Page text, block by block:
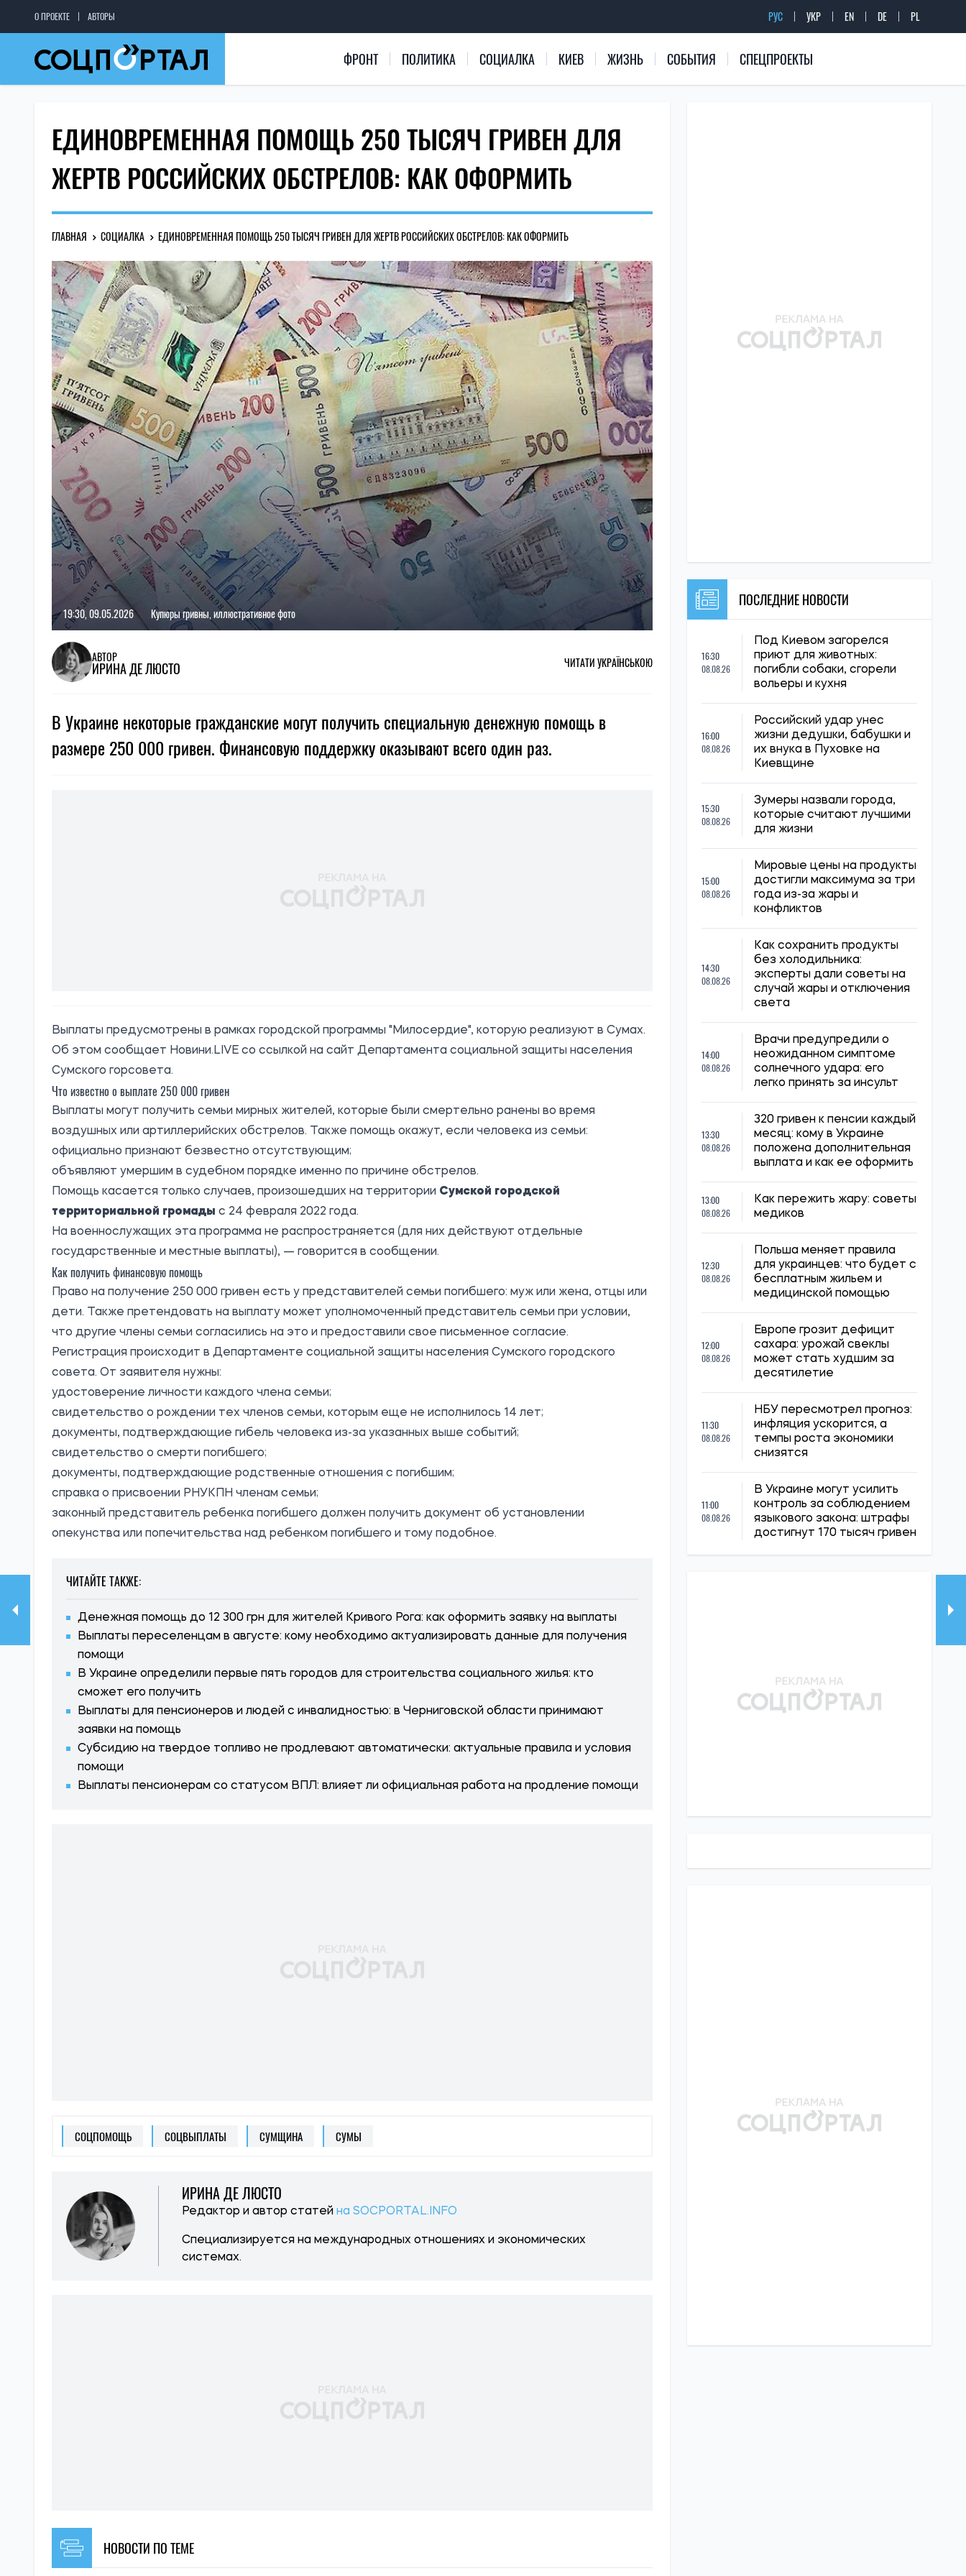
О ПРОЕКТЕ АВТОРЫ РУС УКР EN DE PL
ФРОНТ ПОЛИТИКА СОЦИАЛКА КИЕВ ЖИЗНЬ СОБЫТИЯ СПЕЦПРОЕКТЫ
ЕДИНОВРЕМЕННАЯ ПОМОЩЬ 250 ТЫСЯЧ ГРИВЕН ДЛЯ
ЖЕРТВ РОССИЙСКИХ ОБСТРЕЛОВ: КАК ОФОРМИТЬ
ГЛАВНАЯ СОЦИАЛКА ЕДИНОВРЕМЕННАЯ ПОМОЩЬ 250 ТЫСЯЧ ГРИВЕН ДЛЯ ЖЕРТВ РОССИЙСКИХ ОБСТРЕЛОВ: КАК ОФОРМИТЬ
451
19:30, 09.05.2026 Купюры гривны, иллюстративное фото
АВТОР
ИРИНА ДЕ ЛЮСТО ЧИТАТИ УКРАЇНСЬКОЮ
В Украине некоторые гражданские могут получить специальную денежную помощь в
размере 250 000 гривен. Финансовую поддержку оказывают всего один раз.
Выплаты предусмотрены в рамках городской программы "Милосердие", которую реализуют в Сумах.
Об этом сообщает Новини.LIVE со ссылкой на сайт Департамента социальной защиты населения
Сумского горсовета.
Что известно о выплате 250 000 гривен
Выплаты могут получить семьи мирных жителей, которые были смертельно ранены во время
воздушных или артиллерийских обстрелов. Также помощь окажут, если человека из семьи:
официально признают безвестно отсутствующим;
объявляют умершим в судебном порядке именно по причине обстрелов.
Помощь касается только случаев, произошедших на территории Сумской городской
территориальной громады с 24 февраля 2022 года.
На военнослужащих эта программа не распространяется (для них действуют отдельные
государственные и местные выплаты), — говорится в сообщении.
Как получить финансовую помощь
Право на получение 250 000 гривен есть у представителей семьи погибшего: муж или жена, отцы или
дети. Также претендовать на выплату может уполномоченный представитель семьи при условии,
что другие члены семьи согласились на это и предоставили свое письменное согласие.
Регистрация происходит в Департаменте социальной защиты населения Сумского городского
совета. От заявителя нужны:
удостоверение личности каждого члена семьи;
свидетельство о рождении тех членов семьи, которым еще не исполнилось 14 лет;
документы, подтверждающие гибель человека из-за указанных выше событий;
свидетельство о смерти погибшего;
документы, подтверждающие родственные отношения с погибшим;
справка о присвоении РНУКПН членам семьи;
законный представитель ребенка погибшего должен получить документ об установлении
опекунства или попечительства над ребенком погибшего и тому подобное.
ЧИТАЙТЕ ТАКЖЕ:
Денежная помощь до 12 300 грн для жителей Кривого Рога: как оформить заявку на выплаты
Выплаты переселенцам в августе: кому необходимо актуализировать данные для получения
помощи
В Украине определили первые пять городов для строительства социального жилья: кто
сможет его получить
Выплаты для пенсионеров и людей с инвалидностью: в Черниговской области принимают
заявки на помощь
Субсидию на твердое топливо не продлевают автоматически: актуальные правила и условия
помощи
Выплаты пенсионерам со статусом ВПЛ: влияет ли официальная работа на продление помощи
СОЦПОМОЩЬ СОЦВЫПЛАТЫ СУМЩИНА СУМЫ
ИРИНА ДЕ ЛЮСТО
Редактор и автор статей на SOCPORTAL.INFO
Специализируется на международных отношениях и экономических
системах.
НОВОСТИ ПО ТЕМЕ
ПОСЛЕДНИЕ НОВОСТИ
16:30
08.08.26
Под Киевом загорелся
приют для животных:
погибли собаки, сгорели
вольеры и кухня
16:00
08.08.26
Российский удар унес
жизни дедушки, бабушки и
их внука в Пуховке на
Киевщине
15:30
08.08.26
Зумеры назвали города,
которые считают лучшими
для жизни
15:00
08.08.26
Мировые цены на продукты
достигли максимума за три
года из-за жары и
конфликтов
14:30
08.08.26
Как сохранить продукты
без холодильника:
эксперты дали советы на
случай жары и отключения
света
14:00
08.08.26
Врачи предупредили о
неожиданном симптоме
солнечного удара: его
легко принять за инсульт
13:30
08.08.26
320 гривен к пенсии каждый
месяц: кому в Украине
положена дополнительная
выплата и как ее оформить
13:00
08.08.26
Как пережить жару: советы
медиков
12:30
08.08.26
Польша меняет правила
для украинцев: что будет с
бесплатным жильем и
медицинской помощью
12:00
08.08.26
Европе грозит дефицит
сахара: урожай свеклы
может стать худшим за
десятилетие
11:30
08.08.26
НБУ пересмотрел прогноз:
инфляция ускорится, а
темпы роста экономики
снизятся
11:00
08.08.26
В Украине могут усилить
контроль за соблюдением
языкового закона: штрафы
достигнут 170 тысяч гривен